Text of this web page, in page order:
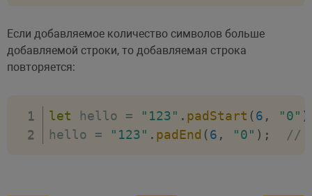
Если добавляемое количество символов больше
добавляемой строки, то добавляемая строка
повторяется:
let hello = "123" . padStart (6 , "0" )
hello = "123" . padEnd (6 , "0" ) ; //